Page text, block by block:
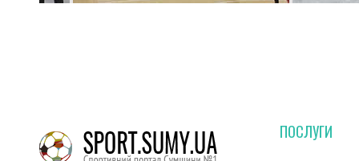
ПОСЛУГИ